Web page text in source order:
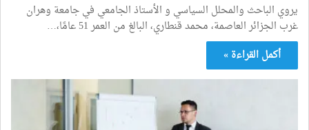
يروي الباحث والمحلل السياسي و الأستاذ الجامعي في جامعة وهران
غرب الجزائر العاصمة، محمد قنطاري، البالغ من العمر 51 عامًا،…
أكمل القراءة »